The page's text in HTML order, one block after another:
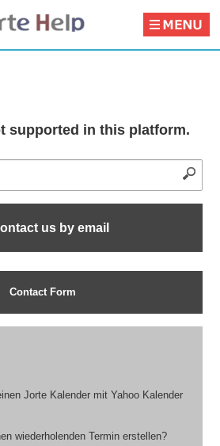
supported in this platform.
us by email
Contact Form
Jorte Kalender mit Yahoo Kalender
wiederholenden Termin erstellen?